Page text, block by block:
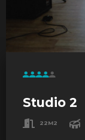
Studio 2
22M2